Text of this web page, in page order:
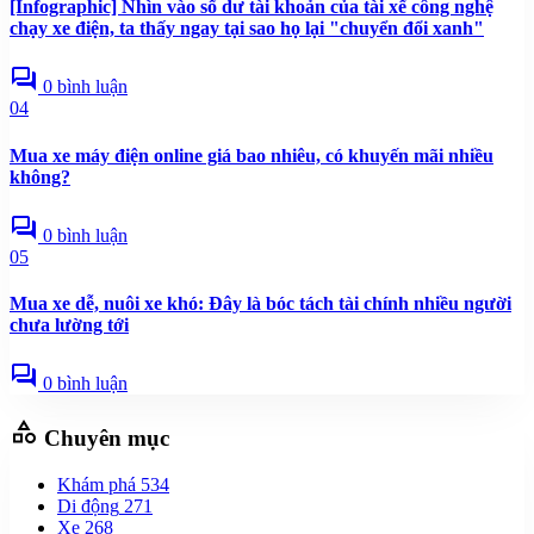
[Infographic] Nhìn vào số dư tài khoản của tài xế công nghệ
chạy xe điện, ta thấy ngay tại sao họ lại "chuyển đổi xanh"
forum 0 bình luận
04
Mua xe máy điện online giá bao nhiêu, có khuyến mãi nhiều
không?
forum 0 bình luận
05
Mua xe dễ, nuôi xe khó: Đây là bóc tách tài chính nhiều người
chưa lường tới
forum 0 bình luận
category Chuyên mục
Khám phá 534
Di động 271
Xe 268